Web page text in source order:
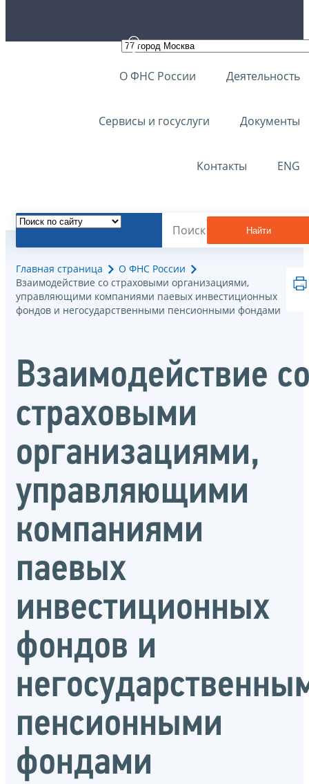
О ФНС России Деятельность
Сервисы и госуслуги Документы
Контакты ENG
Найти
Главная страница
О ФНС России
Взаимодействие со страховыми организациями,
управляющими компаниями паевых инвестиционных
фондов и негосударственными пенсионными фондами
Взаимодействие
страховыми
организациями,
управляющими
компаниями
паевых
инвестиционных
фондов и
пенсионными
фондами